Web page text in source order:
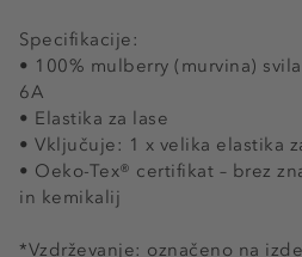
Specifikacije:
• 100% mulberry (murvina)
6A
• Elastika za lase
• Vključuje: 1 x velika elastika
• Oeko-Tex® certifikat – brez
in kemikalij
*Vzdrževanje: označeno na